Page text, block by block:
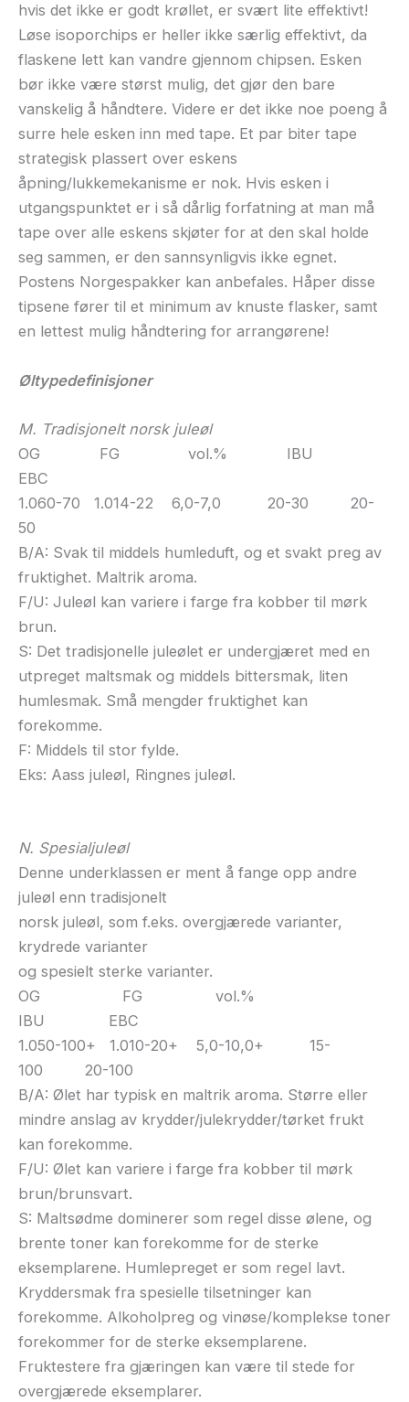
hvis det ikke er godt krøllet, er svært lite effektivt!
Løse isoporchips er heller ikke særlig effektivt, da
flaskene lett kan vandre gjennom chipsen. Esken
bør ikke være størst mulig, det gjør den bare
vanskelig å håndtere. Videre er det ikke noe poeng å
surre hele esken inn med tape. Et par biter tape
strategisk plassert over eskens
åpning/lukkemekanisme er nok. Hvis esken i
utgangspunktet er i så dårlig forfatning at man må
tape over alle eskens skjøter for at den skal holde
seg sammen, er den sannsynligvis ikke egnet.
Postens Norgespakker kan anbefales. Håper disse
tipsene fører til et minimum av knuste flasker, samt
en lettest mulig håndtering for arrangørene!
Øltypedefinisjoner
M. Tradisjonelt norsk juleøl
OG FG vol.% IBU
EBC
1.060-70 1.014-22 6,0-7,0 20-30 20-
50
B/A: Svak til middels humleduft, og et svakt preg av
fruktighet. Maltrik aroma.
F/U: Juleøl kan variere i farge fra kobber til mørk
brun.
S: Det tradisjonelle juleølet er undergjæret med en
utpreget maltsmak og middels bittersmak, liten
humlesmak. Små mengder fruktighet kan
forekomme.
F: Middels til stor fylde.
Eks: Aass juleøl, Ringnes juleøl.
N. Spesialjuleøl
Denne underklassen er ment å fange opp andre
juleøl enn tradisjonelt
norsk juleøl, som f.eks. overgjærede varianter,
krydrede varianter
og spesielt sterke varianter.
OG FG vol.%
IBU EBC
1.050-100+ 1.010-20+ 5,0-10,0+ 15-
100 20-100
B/A: Ølet har typisk en maltrik aroma. Større eller
mindre anslag av krydder/julekrydder/tørket frukt
kan forekomme.
F/U: Ølet kan variere i farge fra kobber til mørk
brun/brunsvart.
S: Maltsødme dominerer som regel disse ølene, og
brente toner kan forekomme for de sterke
eksemplarene. Humlepreget er som regel lavt.
Kryddersmak fra spesielle tilsetninger kan
forekomme. Alkoholpreg og vinøse/komplekse toner
forekommer for de sterke eksemplarene.
Fruktestere fra gjæringen kan være til stede for
overgjærede eksemplarer.